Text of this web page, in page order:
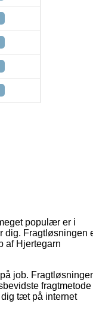
populær er i
dig. Fragtløsningen
af Hjertegarn
job.
fragtmetode
tæt på internet